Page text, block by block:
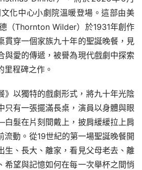
化中心小劇院溫暖登場。這部由美
（Thornton Wilder）於1931年創作
貫穿一個家族九十年的聖誕晚餐，見
與愛的傳遞，被譽為現代戲劇中探索
里程碑之作。
》以獨特的戲劇形式，將九十年光陰
只有一張擺滿長桌，演員以身體與眼
髮在片刻間戴上，披肩緩緩拉上肩
流動。從19世紀的第一場聖誕晚餐開
生、長大、離家，看見父母老去、離
希望與記憶如何在每一次舉杯之間悄